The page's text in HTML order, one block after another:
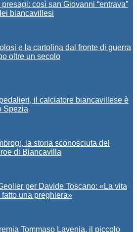
così san Giovanni “entrava”
biancavillesi
e la cartolina dal fronte di guerra
oltre un secolo
il calciatore biancavillese è
Spezia
la storia sconosciuta del
di Biancavilla
per Davide Toscano: «La vita
una preghiera»
Tommaso Lavenia, il piccolo